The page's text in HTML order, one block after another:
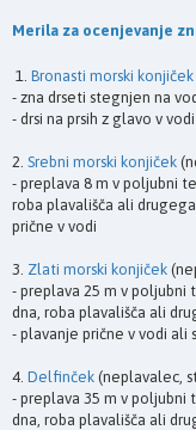
Merila za ocenjevanje
1. Bronasti morski konjiček
- zna drseti stegnjen na
- drsi na prsih z glavo v
2. Srebni morski konjiček
- preplava 8 m v poljubni
roba plavališča ali
prične v vodi
3. Zlati morski konjiček
- preplava 25 m v poljubni
dna, roba plavališča ali
- plavanje prične v vodi ali
4. Delfinček (neplavalec,
- preplava 35 m v poljubni
dna, roba plavališča ali